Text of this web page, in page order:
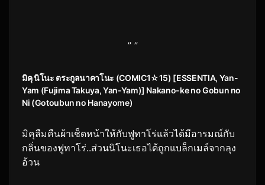
” ”
มิคุ นิโนะ ตระกูลนาคาโนะ (COMIC1☆15) [ESSENTIA, Yan-
Yam (Fujima Takuya, Yan-Yam)] Nakano-ke no Gobun no
Ni (Gotoubun no Hanayome)
มิคุลืมคืนผ้าเช็ดหน้าให้กับฟูทาโร่แล้วได้มีอารมณ์กับ
กลิ่นของฟูทาโร่..ส่วนนิโนะเธอได้ถูกแบล็กเมล์จากลุง
อ้วน